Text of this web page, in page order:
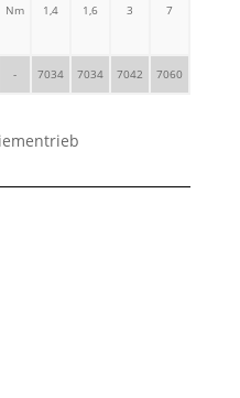
Nm 1,4 1,6 3 7
- 7034 7034 7042 7060